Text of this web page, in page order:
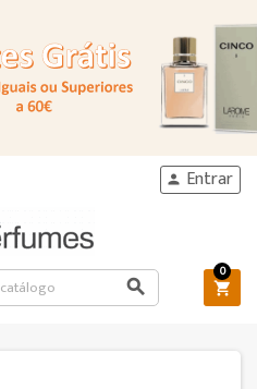

 Entrar

0